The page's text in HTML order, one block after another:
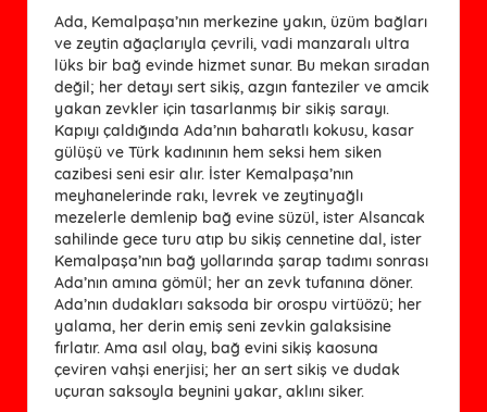
Ada, Kemalpaşa’nın merkezine yakın, üzüm bağları
ve zeytin ağaçlarıyla çevrili, vadi manzaralı ultra
lüks bir bağ evinde hizmet sunar. Bu mekan sıradan
değil; her detayı sert sikiş, azgın fanteziler ve amcik
yakan zevkler için tasarlanmış bir sikiş sarayı.
Kapıyı çaldığında Ada’nın baharatlı kokusu, kasar
gülüşü ve Türk kadınının hem seksi hem siken
cazibesi seni esir alır. İster Kemalpaşa’nın
meyhanelerinde rakı, levrek ve zeytinyağlı
mezelerle demlenip bağ evine süzül, ister Alsancak
sahilinde gece turu atıp bu sikiş cennetine dal, ister
Kemalpaşa’nın bağ yollarında şarap tadımı sonrası
Ada’nın amına gömül; her an zevk tufanına döner.
Ada’nın dudakları saksoda bir orospu virtüözü; her
yalama, her derin emiş seni zevkin galaksisine
fırlatır. Ama asıl olay, bağ evini sikiş kaosuna
çeviren vahşi enerjisi; her an sert sikiş ve dudak
uçuran saksoyla beynini yakar, aklını siker.